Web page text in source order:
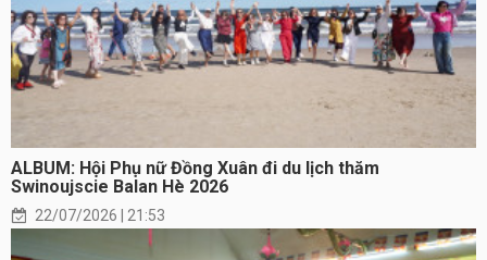
ALBUM: Hội Phụ nữ Đồng Xuân đi du lịch thăm
Swinoujscie Balan Hè 2026
22/07/2026 | 21:53